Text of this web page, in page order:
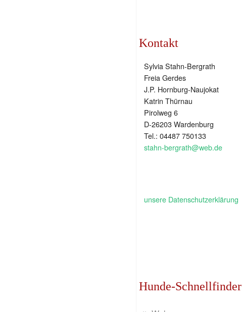
Kontakt
Sylvia Stahn-Bergrath
Freia Gerdes
J.P. Hornburg-Naujokat
Katrin Thürnau
Pirolweg 6
D-26203 Wardenburg
Tel.: 04487 750133
stahn-bergrath@web.de
unsere Datenschutzerklärung
Hunde-Schnellfinder